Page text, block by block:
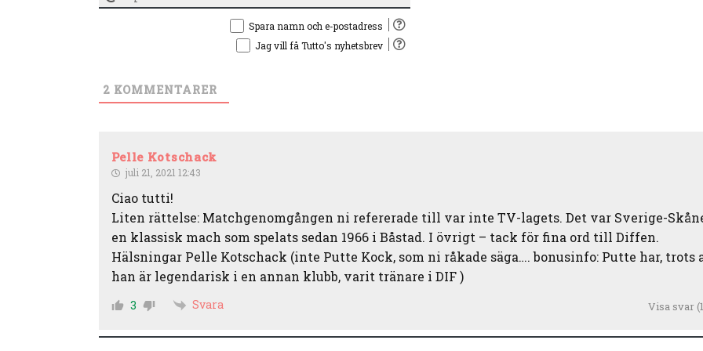
post*
Spara namn och e-postadress
Jag vill få Tutto's nyhetsbrev
2 KOMMENTARER
Pelle Kotschack
juli 21, 2021 12:43
Ciao tutti!
Liten rättelse: Matchgenomgången ni refererade till var inte TV-lagets. Det var Sverige-
en klassisk mach som spelats sedan 1966 i Båstad. I övrigt – tack för fina ord till Diffen.
Hälsningar Pelle Kotschack (inte Putte Kock, som ni råkade säga…. bonusinfo: Putte har, trots
han är legendarisk i en annan klubb, varit tränare i DIF )
3 Svara Visa svar